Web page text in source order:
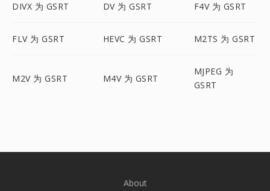
DIVX 为 GSRT DV 为 GSRT F4V 为 GSRT
FLV 为 GSRT HEVC 为 GSRT M2TS 为 GSRT
M2V 为 GSRT M4V 为 GSRT
MJPEG 为
GSRT
About